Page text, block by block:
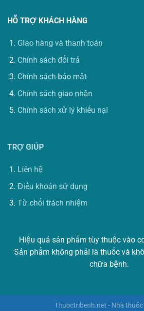
HỖ TRỢ KHÁCH HÀNG
Giao hàng và thanh toán
Chính sách đổi trả
Chính sách bảo mật
Chính sách giao nhận
Chính sách xử lý khiếu nại
TRỢ GIÚP
Liên hệ
Điều khoản sử dụng
Từ chối trách nhiệm
Hiệu quả sản phẩm tùy thuộc vào
Sản phẩm không phải là thuốc và
chữa bệnh.
Thuoctribenh.net - Nhà thuốc